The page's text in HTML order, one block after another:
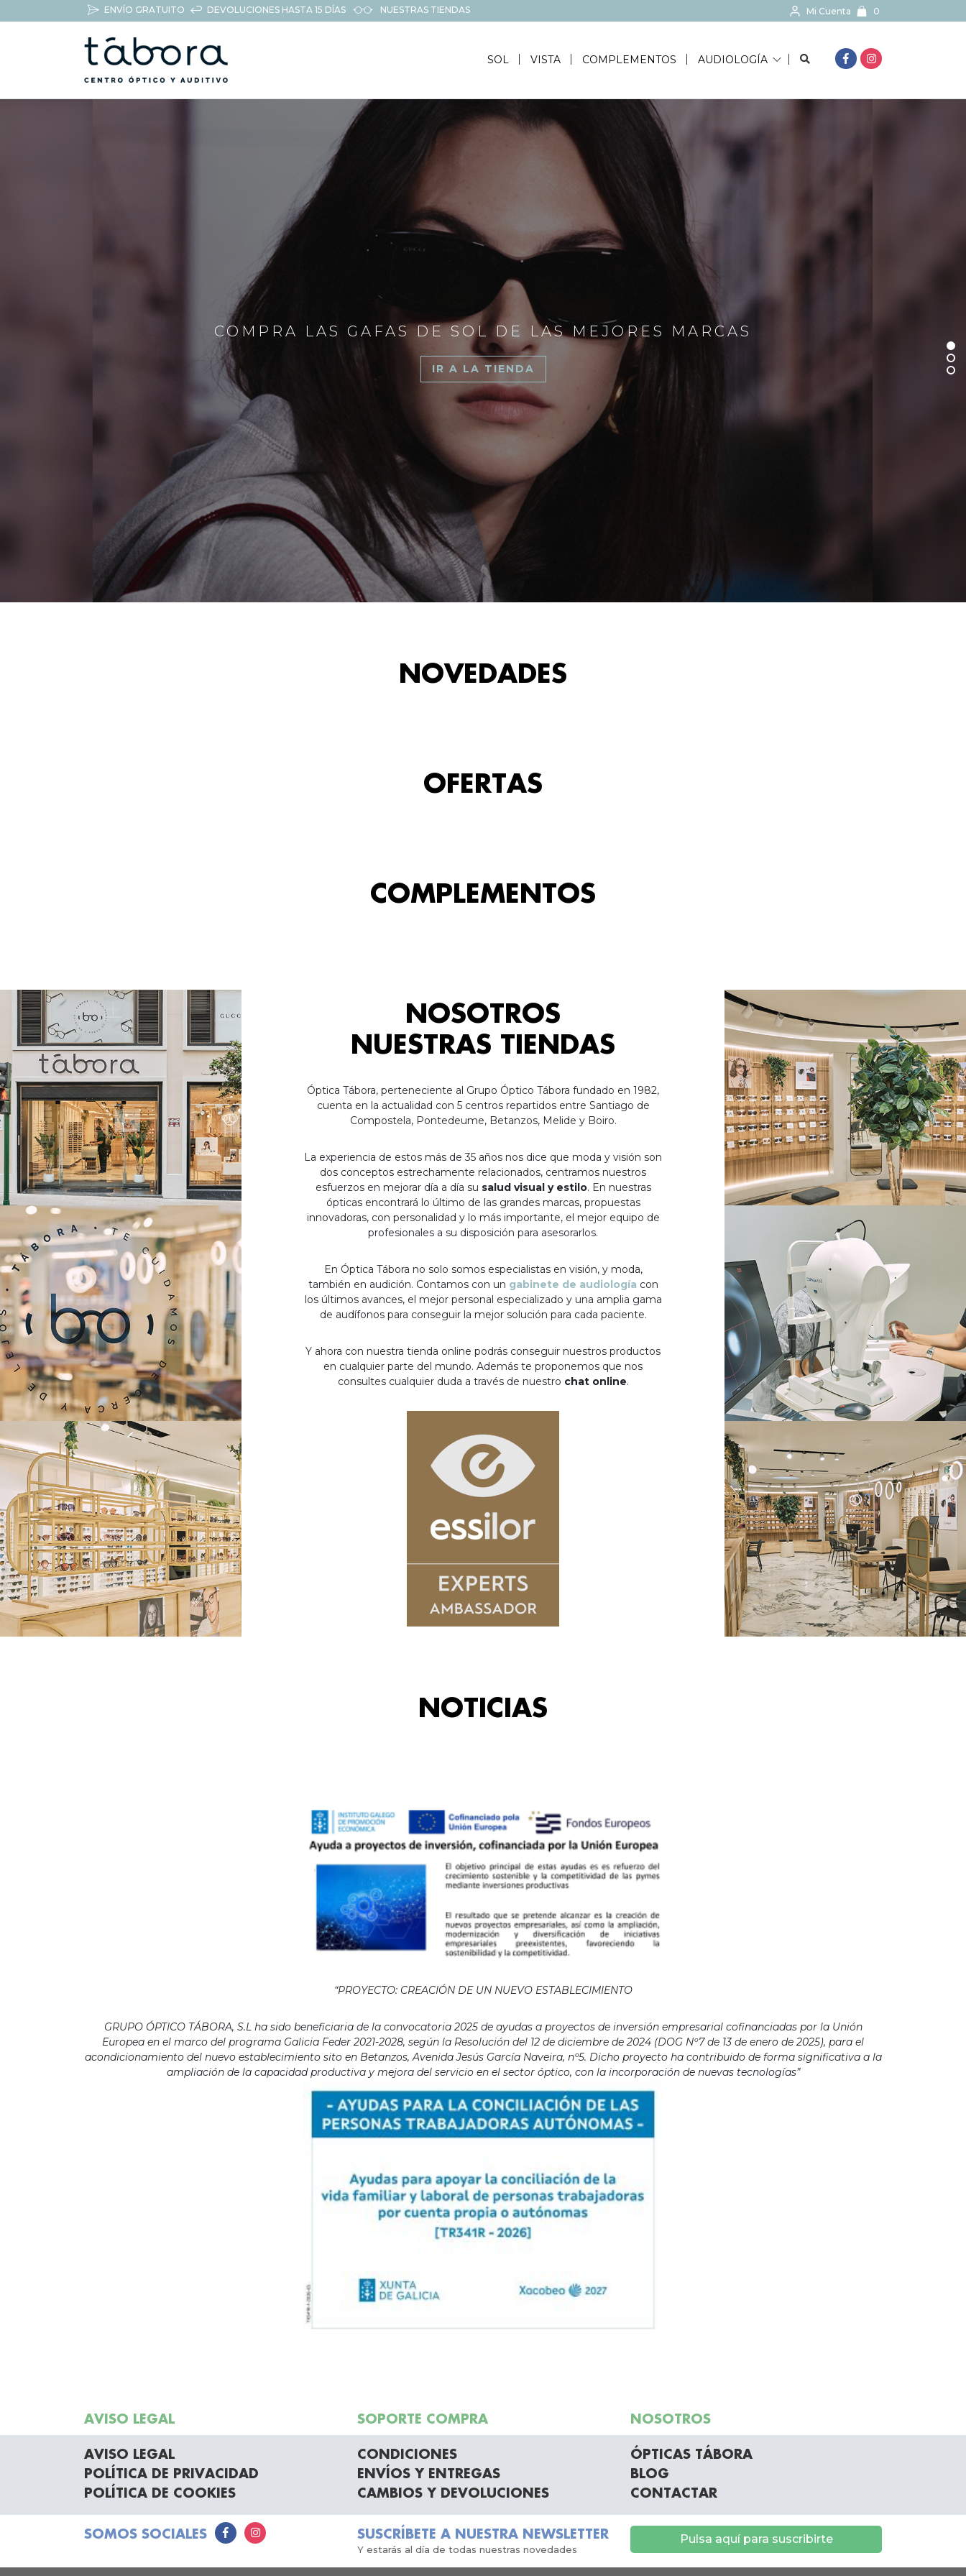
ENVÍO GRATUITO DEVOLUCIONES HASTA 15 DÍAS NUESTRAS TIENDAS Mi Cuenta 0
SOL VISTA COMPLEMENTOS AUDIOLOGÍA BUSCAR...
COMPRA LAS GAFAS DE SOL DE LAS MEJORES MARCAS
IR A LA TIENDA
NOVEDADES
OFERTAS
COMPLEMENTOS
NOSOTROS
NUESTRAS TIENDAS
Óptica Tábora, perteneciente al Grupo Óptico Tábora fundado en 1982,
cuenta en la actualidad con 5 centros repartidos entre Santiago de
Compostela, Pontedeume, Betanzos, Melide y Boiro.
La experiencia de estos más de 35 años nos dice que moda y visión son
dos conceptos estrechamente relacionados, centramos nuestros
esfuerzos en mejorar día a día su salud visual y estilo. En nuestras
ópticas encontrará lo último de las grandes marcas, propuestas
innovadoras, con personalidad y lo más importante, el mejor equipo de
profesionales a su disposición para asesorarlos.
En Óptica Tábora no solo somos especialistas en visión, y moda,
también en audición. Contamos con un gabinete de audiología con
los últimos avances, el mejor personal especializado y una amplia gama
de audífonos para conseguir la mejor solución para cada paciente.
Y ahora con nuestra tienda online podrás conseguir nuestros productos
en cualquier parte del mundo. Además te proponemos que nos
consultes cualquier duda a través de nuestro chat online.
NOTICIAS
“PROYECTO: CREACIÓN DE UN NUEVO ESTABLECIMIENTO
GRUPO ÓPTICO TÁBORA, S.L ha sido beneficiaria de la convocatoria 2025 de ayudas a proyectos de inversión empresarial cofinanciadas por la Unión
Europea en el marco del programa Galicia Feder 2021-2028, según la Resolución del 12 de diciembre de 2024 (DOG Nº7 de 13 de enero de 2025), para el
acondicionamiento del nuevo establecimiento sito en Betanzos, Avenida Jesús García Naveira, nº5. Dicho proyecto ha contribuido de forma significativa a la
ampliación de la capacidad productiva y mejora del servicio en el sector óptico, con la incorporación de nuevas tecnologías”
AVISO LEGAL SOPORTE COMPRA NOSOTROS
AVISO LEGAL
POLÍTICA DE PRIVACIDAD
POLÍTICA DE COOKIES
CONDICIONES
ENVÍOS Y ENTREGAS
CAMBIOS Y DEVOLUCIONES
ÓPTICAS TÁBORA
BLOG
CONTACTAR
SOMOS SOCIALES SUSCRÍBETE A NUESTRA NEWSLETTER
Y estarás al día de todas nuestras novedades
Pulsa aquí para suscribirte